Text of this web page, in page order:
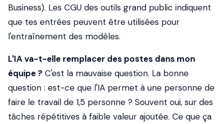
Business). Les CGU des outils grand public indiquent
que tes entrées peuvent être utilisées pour
l'entraînement des modèles.
L'IA va-t-elle remplacer des postes dans mon
équipe ? C'est la mauvaise question. La bonne
question : est-ce que l'IA permet à une personne de
faire le travail de 1,5 personne ? Souvent oui, sur des
tâches répétitives à faible valeur ajoutée. Ce que ça